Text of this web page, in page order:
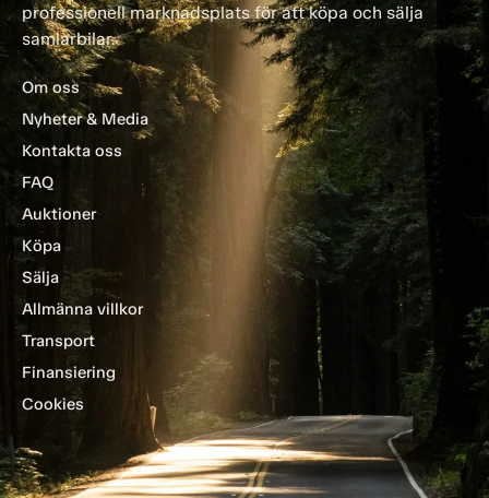
professionell marknadsplats för att köpa och sälja
samlarbilar.
Om oss
Nyheter & Media
Kontakta oss
FAQ
Auktioner
Köpa
Sälja
Allmänna villkor
Transport
Finansiering
Cookies